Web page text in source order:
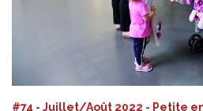
#74 - Juillet/Août 2022 - Petite